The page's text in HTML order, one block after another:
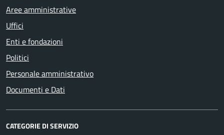
Aree amministrative
Uffici
Enti e fondazioni
Politici
Personale amministrativo
Documenti e Dati
CATEGORIE DI SERVIZIO